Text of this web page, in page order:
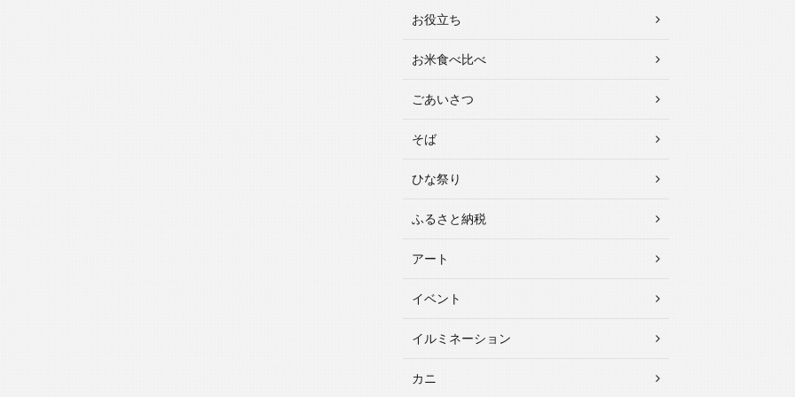
お役立ち
お米食べ比べ
ごあいさつ
そば
ひな祭り
ふるさと納税
アート
イベント
イルミネーション
カニ